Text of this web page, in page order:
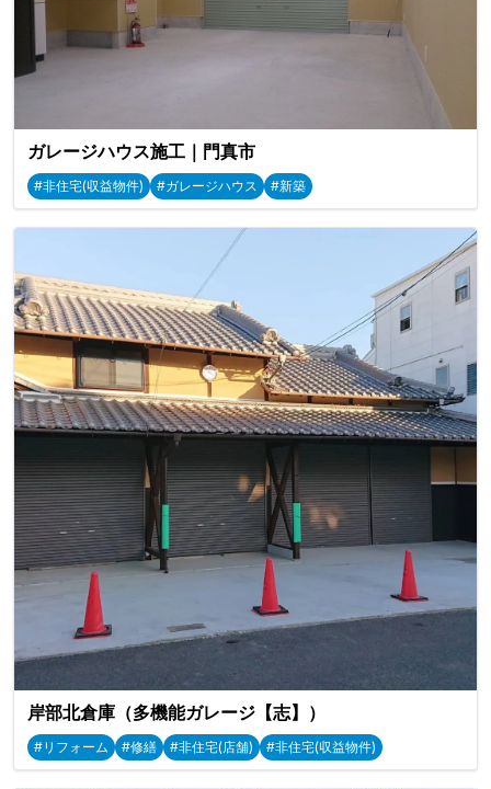
ガレージハウス施工｜門真市
#非住宅(収益物件) #ガレージハウス #新築
岸部北倉庫（多機能ガレージ【志】）
#リフォーム #修繕 #非住宅(店舗) #非住宅(収益物件)